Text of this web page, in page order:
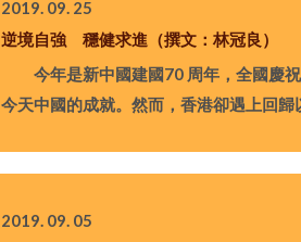
2019. 09. 25
逆境自強 穩健求進（撰文：林冠良）
今年是新中國建國70 周年，全國慶祝
今天中國的成就。然而，香港卻遇上回
2019. 09. 05